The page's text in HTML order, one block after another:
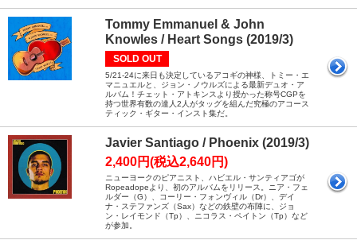
Tommy Emmanuel & John
Knowles / Heart Songs (2019/3)
SOLD OUT
5/21-24に来日も決定しているアコギの神様、トミー・エ
マニュエルと、ジョン・ノウルズによる最新デュオ・ア
ルバム！チェット・アトキンスより授かった称号CGPを
持つ世界有数の達人2人がタッグを組んだ究極のアコース
ティック・ギター・インスト集だ。
Javier Santiago / Phoenix (2019/3)
2,400円(税込2,640円)
ニューヨークのピアニスト、ハビエル・サンティアゴが
Ropeadopeより、初のアルバムをリリース。ニア・フェ
ルダー（G）、コーリー・フォンヴィル（Dr）、デイ
ナ・ステファンズ（Sax）などの鉄壁の布陣に、ジョ
ン・レイモンド（Tp）、ニコラス・ペイトン（Tp）など
が参加。